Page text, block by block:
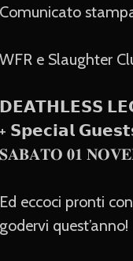
Comunicato
WFR e Slaughter
𝗗𝗘𝗔𝗧𝗛𝗟𝗘𝗦𝗦
+ 𝗦𝗽𝗲𝗰𝗶𝗮𝗹
𝐒𝐀𝐁𝐀𝐓𝐎 𝟎𝟏
Ed eccoci pronti
godervi quest’anno!